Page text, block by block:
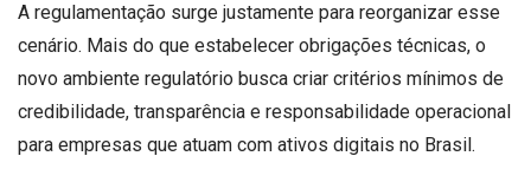
A regulamentação surge justamente para reorganizar esse
cenário. Mais do que estabelecer obrigações técnicas, o
novo ambiente regulatório busca criar critérios mínimos de
credibilidade, transparência e responsabilidade operacional
para empresas que atuam com ativos digitais no Brasil.